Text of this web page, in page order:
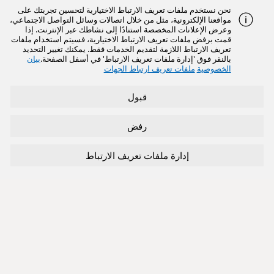
نحن نستخدم ملفات تعريف الارتباط الاختيارية لتحسين تجربتك على
مواقعنا الإلكترونية، مثل من خلال اتصالات وسائل التواصل الاجتماعي،
وعرض الإعلانات المخصصة استنادًا إلى نشاطك عبر الإنترنت. إذا
قمت برفض ملفات تعريف الارتباط الاختيارية، فسيتم استخدام ملفات
تعريف الارتباط اللازمة لتقديم الخدمات فقط. يمكنك تغيير التحديد
بالنقر فوق 'إدارة ملفات تعريف الارتباط' في أسفل الصفحة.بيان
الخصوصية ملفات تعريف ارتباط الجهات
قبول
رفض
إدارة ملفات تعريف الارتباط